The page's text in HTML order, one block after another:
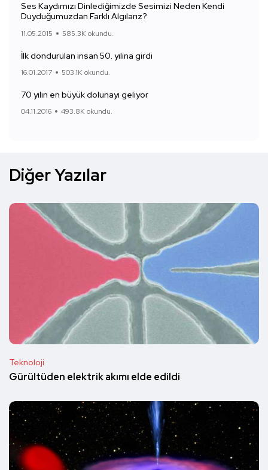
Ses Kaydımızı Dinlediğimizde Sesimizi Neden Kendi
Duyduğumuzdan Farklı Algılarız?
11.05.2015 585.3K okundu.
İlk dondurulan insan 50. yılına girdi
16.01.2017 503.1K okundu.
70 yılın en büyük dolunayı geliyor
04.11.2016 493.8K okundu.
Diğer Yazılar
Teknoloji
Gürültüden elektrik akımı elde edildi